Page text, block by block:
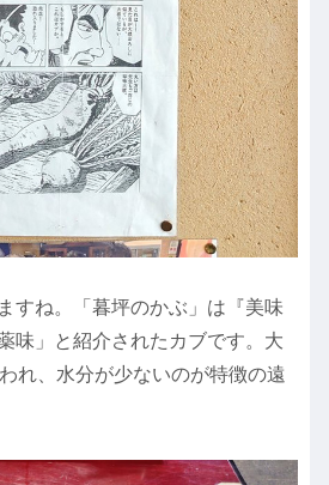
すね。「暮坪のかぶ」は『美味
味」と紹介されたカブです。大
れ、水分が少ないのが特徴の遠